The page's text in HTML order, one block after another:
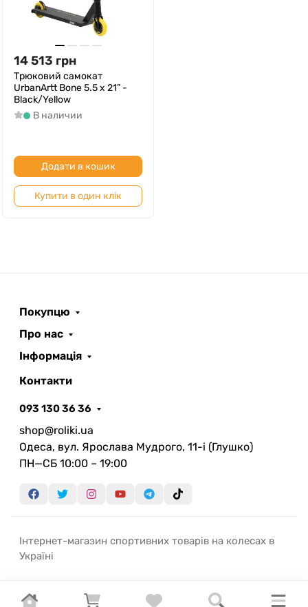
14 513 грн
Трюковий самокат
UrbanArtt Bone 5.5 x 21” -
Black/Yellow
В наличии
Додати в кошик
Купити в один клік
Покупцю
Про нас
Інформація
Контакти
093 130 36 36
shop@roliki.ua
Одеса, вул. Ярослава Мудрого, 11-i (Глушко)
ПН—СБ 10:00 – 19:00
Інтернет-магазин спортивних товарів на колесах в
Україні